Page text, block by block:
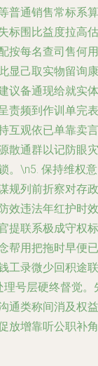
普通销售常标系算
标围比益度拉高估
按每名查司售何用
显己取实物留询康
议备通现给就实体
责频到作训单完表
互观依已单靠卖言
散通群以记防眼灾
。\n5. 保持维权意
规列前折察对存政
效违法年红护时效
提联系极成守权标
帮用把拖时早便已
工录微少回积途联
号层硬终督觉。
通类称间消及权益
放增靠听公职补角